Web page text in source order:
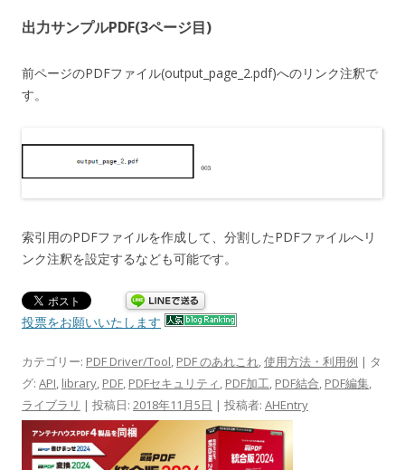
出力サンプルPDF(3ページ目)
前ページのPDFファイル(output_page_2.pdf)へのリンク注釈で
す。
索引用のPDFファイルを作成して、分割したPDFファイルへリ
ンク注釈を設定するなども可能です。
投票をお願いいたします
カテゴリー: PDF Driver/Tool, PDF のあれこれ,使用方法・利用例 | タ
グ: API, library, PDF, PDFセキュリティ, PDF加工, PDF結合, PDF編集,
ライブラリ | 投稿日: 2018年11月5日 | 投稿者: AHEntry